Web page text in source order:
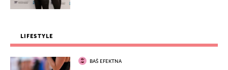
LIFESTYLE
BAŠ EFEKTNA